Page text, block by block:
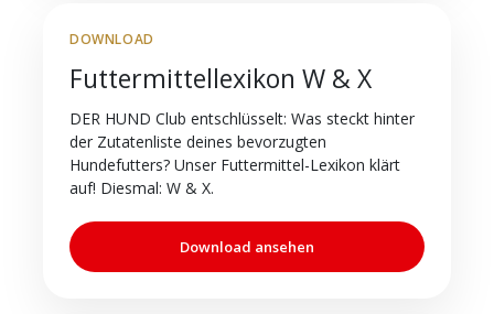
DOWNLOAD
Futtermittellexikon W & X
DER HUND Club entschlüsselt: Was steckt hinter
der Zutatenliste deines bevorzugten
Hundefutters? Unser Futtermittel-Lexikon klärt
auf! Diesmal: W & X.
Download ansehen